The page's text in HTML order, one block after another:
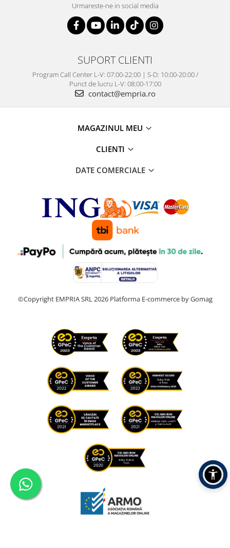
Urmareste-ne in social media
SUPORT CLIENTI
Program Call Center L-V: 07:00-22:00 | S-D: 10:00-20:00 /
Punct de lucru L-V: 08:00-17:00
contact@empria.ro
MAGAZINUL MEU
CLIENTI
DATE COMERCIALE
©Copyright EMPRIA SRL 2026 Platforma E-commerce by Gomag